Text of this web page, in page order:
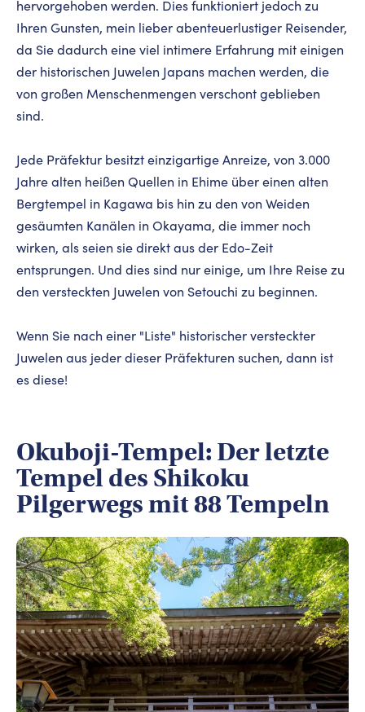
hervorgehoben werden. Dies funktioniert jedoch zu
Ihren Gunsten, mein lieber abenteuerlustiger Reisender,
da Sie dadurch eine viel intimere Erfahrung mit einigen
der historischen Juwelen Japans machen werden, die
von großen Menschenmengen verschont geblieben
sind.
Jede Präfektur besitzt einzigartige Anreize, von 3.000
Jahre alten heißen Quellen in Ehime über einen alten
Bergtempel in Kagawa bis hin zu den von Weiden
gesäumten Kanälen in Okayama, die immer noch
wirken, als seien sie direkt aus der Edo-Zeit
entsprungen. Und dies sind nur einige, um Ihre Reise zu
den versteckten Juwelen von Setouchi zu beginnen.
Wenn Sie nach einer "Liste" historischer versteckter
Juwelen aus jeder dieser Präfekturen suchen, dann ist
es diese!
Okuboji-Tempel: Der letzte
Tempel des Shikoku
Pilgerwegs mit 88 Tempeln